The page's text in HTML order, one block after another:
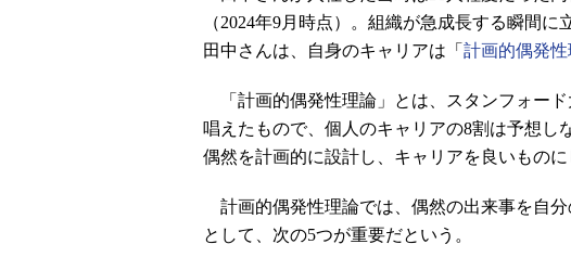
（2024年9月時点）。組織が急成長する瞬間
田中さんは、自身のキャリアは「 計画的偶発
「計画的偶発性理論」とは、スタンフォー
唱えたもので、個人のキャリアの8割は予想し
偶然を計画的に設計し、キャリアを良いものに
計画的偶発性理論では、偶然の出来事を自
として、次の5つが重要だという。